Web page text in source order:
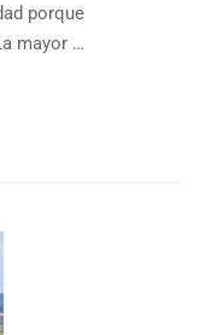
porque
mayor …